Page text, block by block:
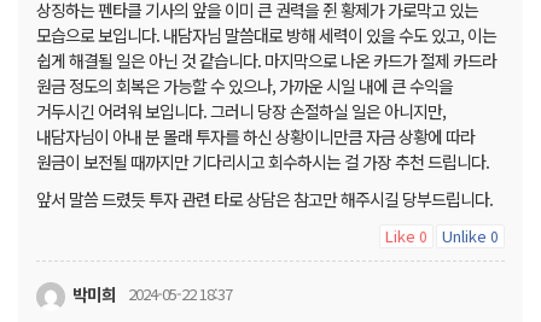
상징하는 펜타클 기사의 앞을 이미 큰 권력을 쥔 황제가 가로막고 있는
모습으로 보입니다. 내담자님 말씀대로 방해 세력이 있을 수도 있고, 이는
쉽게 해결될 일은 아닌 것 같습니다. 마지막으로 나온 카드가 절제 카드라
원금 정도의 회복은 가능할 수 있으나, 가까운 시일 내에 큰 수익을
거두시긴 어려워 보입니다. 그러니 당장 손절하실 일은 아니지만,
내담자님이 아내 분 몰래 투자를 하신 상황이니만큼 자금 상황에 따라
원금이 보전될 때까지만 기다리시고 회수하시는 걸 가장 추천 드립니다.
앞서 말씀 드렸듯 투자 관련 타로 상담은 참고만 해주시길 당부드립니다.
Like 0 Unlike 0
박미희 2024-05-22 18:37